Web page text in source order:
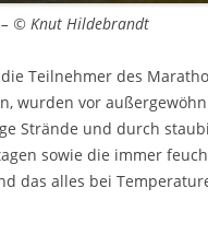
– © Knut Hildebrandt
Teilnehmer des
wurden vor
Strände und durch
sowie die immer
das alles bei